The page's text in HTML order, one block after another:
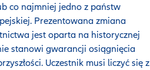
co najmniej jedno z państw
Prezentowana zmiana
jest oparta na historycznej
stanowi gwarancji osiągnięcia
Uczestnik musi liczyć się z